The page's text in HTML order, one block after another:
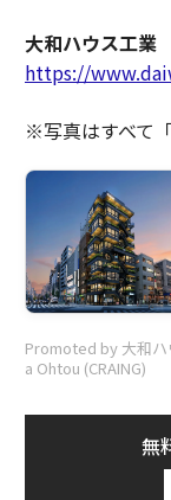
大和ハウス工業
https://
※写真はすべて
Promoted by 大和
a Ohtou (CRAING)
無